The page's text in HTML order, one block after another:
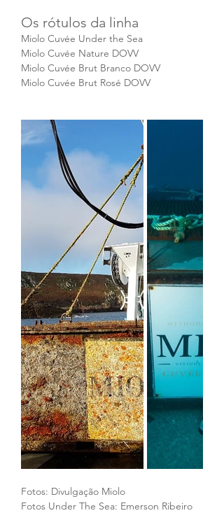
Os rótulos da linha
Miolo Cuvée Under the Sea
Miolo Cuvée Nature DOVV
Miolo Cuvée Brut Branco DOVV
Miolo Cuvée Brut Rosé DOVV
Fotos: Divulgação Miolo
Fotos Under The Sea: Emerson Ribeiro